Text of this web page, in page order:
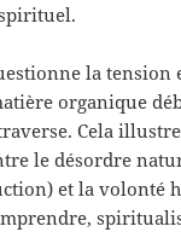
la tension
organique
Cela
le désordre
et la volonté